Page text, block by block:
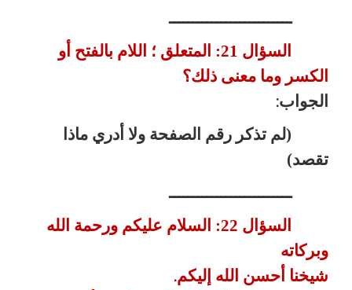
ــــــــــــــــــــــــــ
السؤال 21: المتعلق ؛ اللام بالفتح أو
الكسر وما معنى ذلك؟
الجواب:
(لم تذكر رقم الصفحة ولا أدري ماذا
تقصد)
ــــــــــــــــــــــــــ
السؤال 22: السلام عليكم ورحمة الله
وبركاته
شيخنا أحسن الله إليكم.